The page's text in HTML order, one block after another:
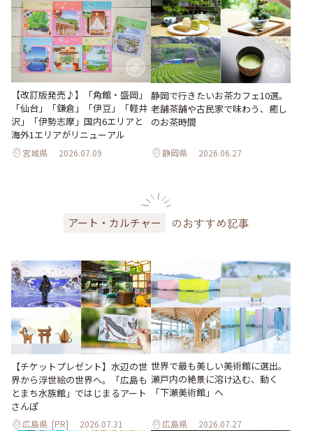
【改訂版発売♪】「角館・盛岡」
「仙台」「鎌倉」「伊豆」「軽井
沢」「伊勢志摩」国内6エリアと
海外1エリアがリニューアル
宮城県 2026.07.09
静岡で行きたいお茶カフェ10選。
老舗茶舗や古民家で味わう、癒し
のお茶時間
静岡県 2026.06.27
アート・カルチャー のおすすめ記事
【チケットプレゼント】水辺の世
界から浮世絵の世界へ。「広島も
とまち水族館」ではじまるアート
さんぽ
広島県 [PR] 2026.07.31
世界で最も美しい美術館に選出。
瀬戸内の絶景に溶け込む、動く
「下瀬美術館」へ
広島県 2026.07.27